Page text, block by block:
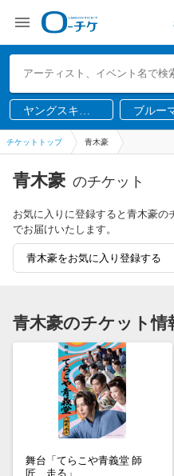
ヤングスキニ
ー
ブルー
チケットトップ 青木豪
青木豪 のチケット
お気に入りに登録すると青木豪
でお届けいたします。
青木豪をお気に入り登録する
青木豪のチケット情
舞台「てらこや青義堂 師
匠、走る」